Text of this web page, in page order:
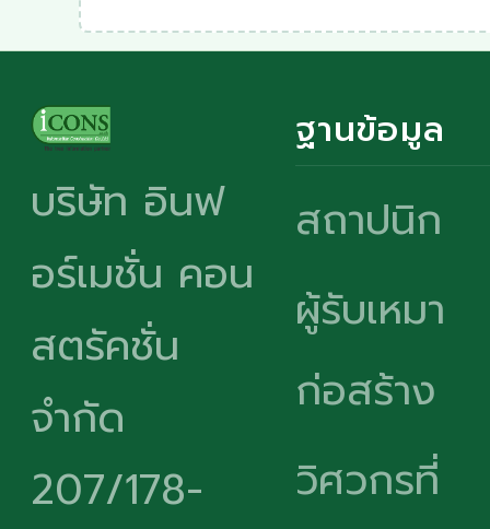
บริษัท อินฟ
อร์เมชั่น คอน
สตรัคชั่น
จำกัด
207/178-
ฐานข้อมูล
สถาปนิก
ผู้รับเหมา
ก่อสร้าง
วิศวกรที่